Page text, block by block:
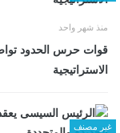
منذ شهر واحد
قوات حرس الحدود
الاستراتيجية
غير مصنف